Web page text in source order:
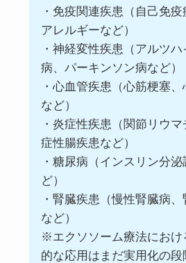
・免疫関連疾患（自己免疫
アレルギーなど）
・神経変性疾患（アルツハ
病、パーキンソン病など）
・心血管疾患（心筋梗塞、
など）
・炎症性疾患（関節リウマ
症性腸疾患など）
・糖尿病（インスリン分泌
ど）
・腎臓疾患（慢性腎臓病、
など）
※エクソソーム療法におけ
的な応用はまだ実用化の段